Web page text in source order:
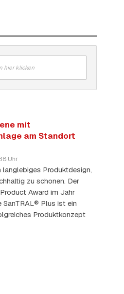
hier klicken
mit
am Standort
Uhr
Produktdesign,
zu schonen. Der
Award im Jahr
Plus ist ein
Produktkonzept